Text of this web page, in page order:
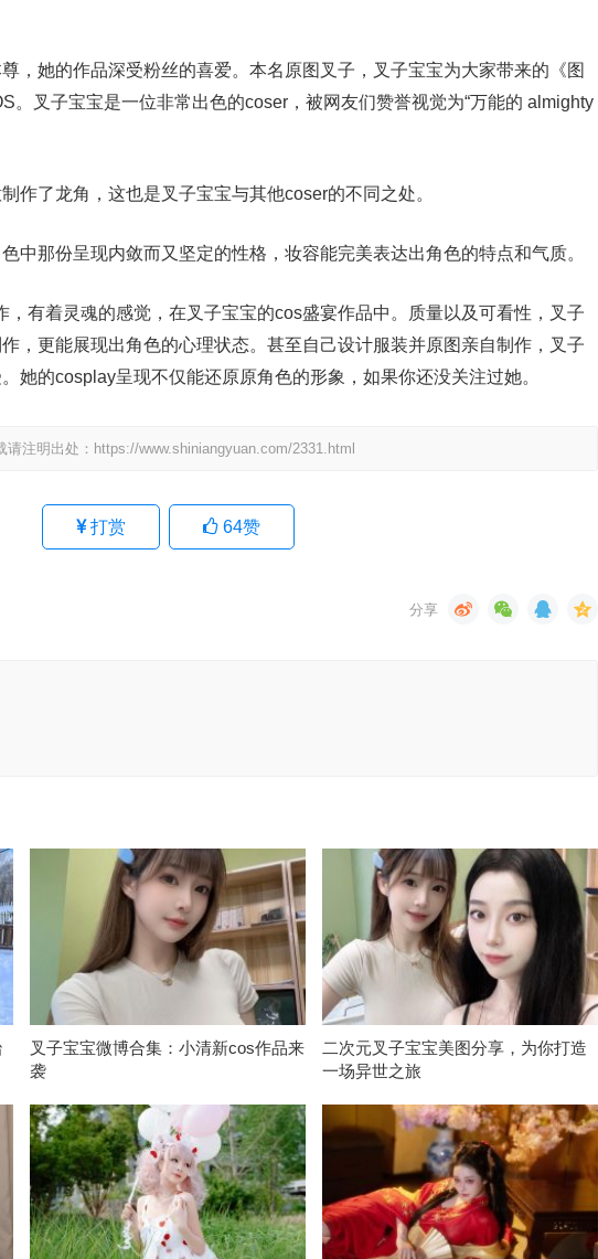
，她的作品深受粉丝的喜爱。本名原图叉子，叉子宝宝为大家带来的《图
。叉子宝宝是一位非常出色的coser，被网友们赞誉视觉为“万能的 almighty
作了龙角，这也是叉子宝宝与其他coser的不同之处。
中那份呈现内敛而又坚定的性格，妆容能完美表达出角色的特点和气质。
有着灵魂的感觉，在叉子宝宝的cos盛宴作品中。质量以及可看性，叉子
，更能展现出角色的心理状态。甚至自己设计服装并原图亲自制作，叉子
她的cosplay呈现不仅能还原原角色的形象，如果你还没关注过她。
注明出处：https://www.shiniangyuan.com/2331.html
打赏 64赞
叉子宝宝微博合集：小清新cos作品来
袭
二次元叉子宝宝美图分享，为你打造
一场异世之旅